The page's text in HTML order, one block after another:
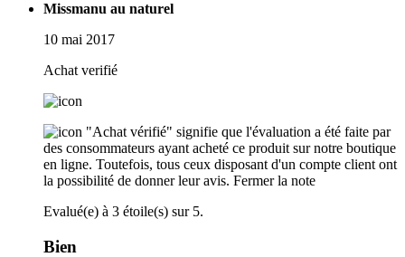
Missmanu au naturel
10 mai 2017
Achat verifié
"Achat vérifié" signifie que l'évaluation a été faite par
des consommateurs ayant acheté ce produit sur notre boutique
en ligne. Toutefois, tous ceux disposant d'un compte client ont
la possibilité de donner leur avis. Fermer la note
Evalué(e) à 3 étoile(s) sur 5.
Bien